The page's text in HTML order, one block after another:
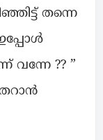
തന്നെ
വന്നേ ?? ”